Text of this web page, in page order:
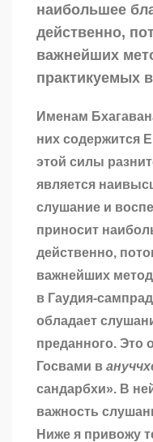
наибольшее
действенно,
важнейших
практикуемых
Именам
них содержится
этой силы
является
слушание и
приносит
действенно,
важнейших
в Гаудия-
обладает
преданного. Это
Госвами в
сандарбхи». В
важность
Ниже я привожу